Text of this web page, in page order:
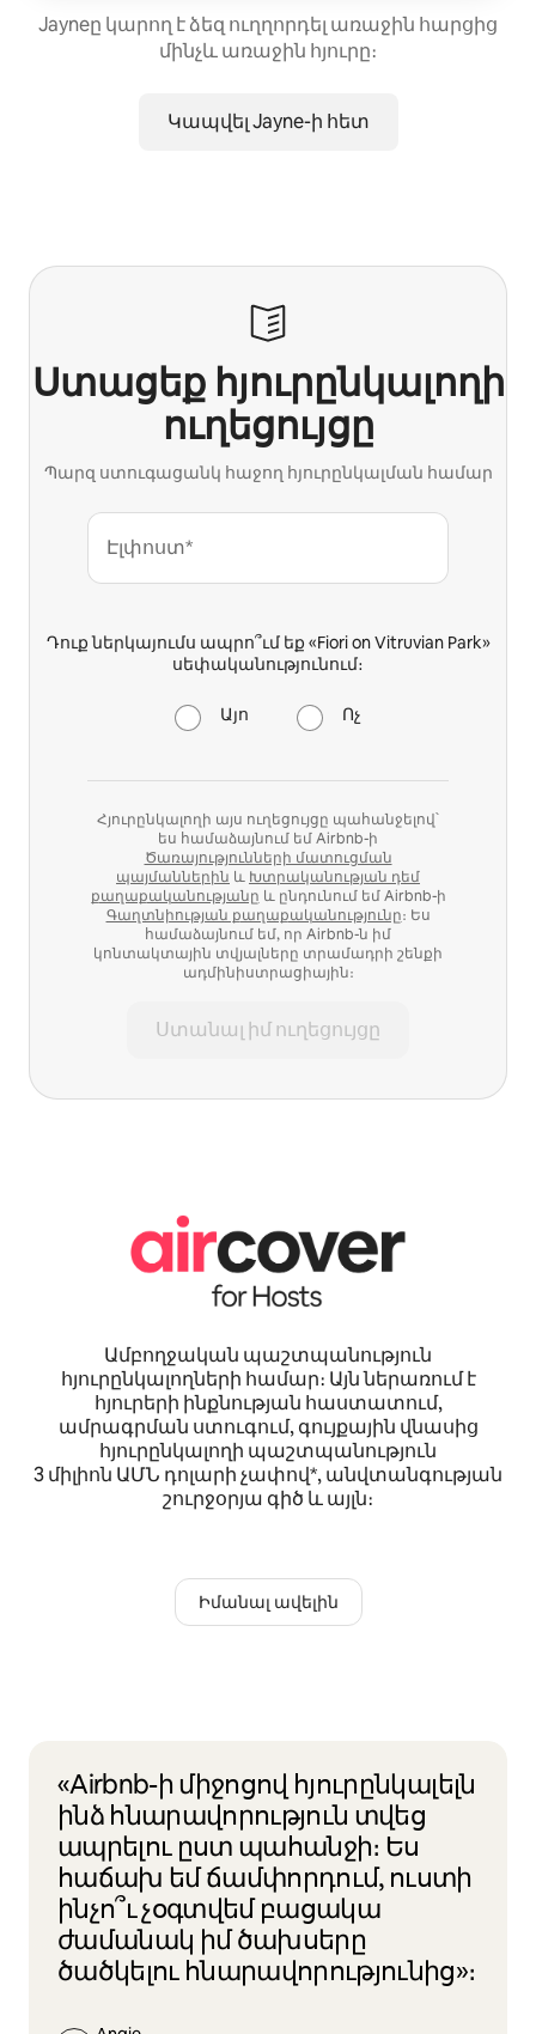
Jayneը կարող է ձեզ ուղղորդել առաջին հարցից
մինչև առաջին հյուրը։
Կապվել Jayne-ի հետ
Ստացեք հյուրընկալողի
ուղեցույցը
Պարզ ստուգացանկ հաջող հյուրընկալման համար
Էլփոստ*
Դուք ներկայումս ապրո՞ւմ եք «Fiori on Vitruvian Park»
սեփականությունում։
Այո Ոչ
Հյուրընկալողի այս ուղեցույցը պահանջելով՝
ես համաձայնում եմ Airbnb-ի
Ծառայությունների մատուցման
պայմաններին և Խտրականության դեմ
քաղաքականությանը և ընդունում եմ Airbnb-ի
Գաղտնիության քաղաքականությունը։ Ես
համաձայնում եմ, որ Airbnb-ն իմ
կոնտակտային տվյալները տրամադրի շենքի
ադմինիստրացիային։
Ստանալ իմ ուղեցույցը
Ամբողջական պաշտպանություն
հյուրընկալողների համար։ Այն ներառում է
հյուրերի ինքնության հաստատում,
ամրագրման ստուգում, գույքային վնասից
հյուրընկալողի պաշտպանություն
3 միլիոն ԱՄՆ դոլարի չափով*, անվտանգության
շուրջօրյա գիծ և այլն։
Իմանալ ավելին
«Airbnb-ի միջոցով հյուրընկալելն
ինձ հնարավորություն տվեց
ապրելու ըստ պահանջի։ Ես
հաճախ եմ ճամփորդում, ուստի
ինչո՞ւ չօգտվեմ բացակա
ժամանակ իմ ծախսերը
ծածկելու հնարավորությունից»։